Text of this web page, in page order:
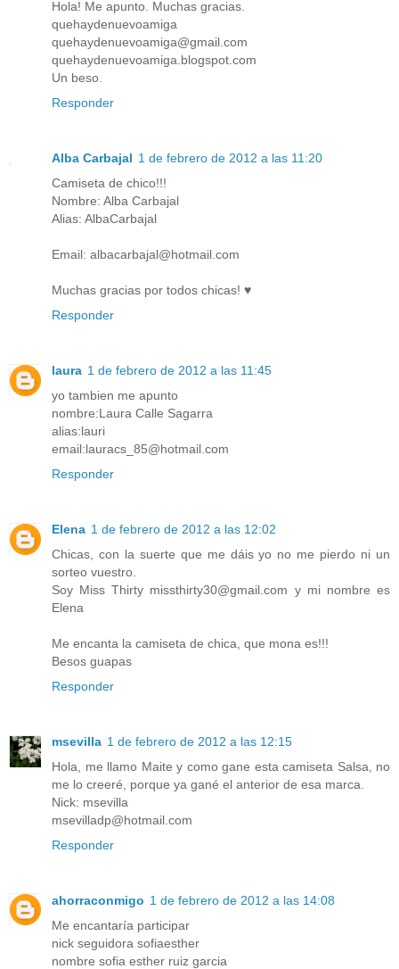
Hola! Me apunto. Muchas gracias.
quehaydenuevoamiga
quehaydenuevoamiga@gmail.com
quehaydenuevoamiga.blogspot.com
Un beso.
Responder
Alba Carbajal 1 de febrero de 2012 a las 11:20
Camiseta de chico!!!
Nombre: Alba Carbajal
Alias: AlbaCarbajal
Email: albacarbajal@hotmail.com
Muchas gracias por todos chicas! ♥
Responder
laura 1 de febrero de 2012 a las 11:45
yo tambien me apunto
nombre:Laura Calle Sagarra
alias:lauri
email:lauracs_85@hotmail.com
Responder
Elena 1 de febrero de 2012 a las 12:02
Chicas, con la suerte que me dáis yo no me pierdo ni un
sorteo vuestro.
Soy Miss Thirty missthirty30@gmail.com y mi nombre es
Elena
Me encanta la camiseta de chica, que mona es!!!
Besos guapas
Responder
msevilla 1 de febrero de 2012 a las 12:15
Hola, me llamo Maite y como gane esta camiseta Salsa, no
me lo creeré, porque ya gané el anterior de esa marca.
Nick: msevilla
msevilladp@hotmail.com
Responder
ahorraconmigo 1 de febrero de 2012 a las 14:08
Me encantaría participar
nick seguidora sofiaesther
nombre sofia esther ruiz garcia